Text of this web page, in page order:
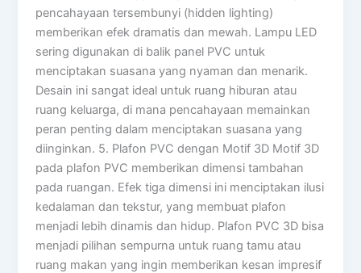
pencahayaan tersembunyi (hidden lighting)
memberikan efek dramatis dan mewah. Lampu LED
sering digunakan di balik panel PVC untuk
menciptakan suasana yang nyaman dan menarik.
Desain ini sangat ideal untuk ruang hiburan atau
ruang keluarga, di mana pencahayaan memainkan
peran penting dalam menciptakan suasana yang
diinginkan. 5. Plafon PVC dengan Motif 3D Motif 3D
pada plafon PVC memberikan dimensi tambahan
pada ruangan. Efek tiga dimensi ini menciptakan ilusi
kedalaman dan tekstur, yang membuat plafon
menjadi lebih dinamis dan hidup. Plafon PVC 3D bisa
menjadi pilihan sempurna untuk ruang tamu atau
ruang makan yang ingin memberikan kesan impresif